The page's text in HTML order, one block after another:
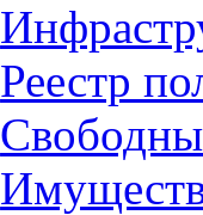
Реестр